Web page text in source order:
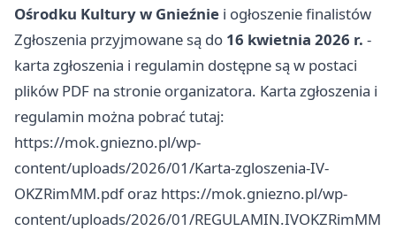
Ośrodku Kultury w Gnieźnie i ogłoszenie finalistów
Zgłoszenia przyjmowane są do 16 kwietnia 2026 r. -
karta zgłoszenia i regulamin dostępne są w postaci
plików PDF na stronie organizatora. Karta zgłoszenia i
regulamin można pobrać tutaj:
https://mok.gniezno.pl/wp-
content/uploads/2026/01/Karta-zgloszenia-IV-
OKZRimMM.pdf oraz https://mok.gniezno.pl/wp-
content/uploads/2026/01/REGULAMIN.IVOKZRimMM